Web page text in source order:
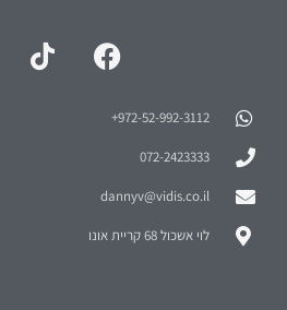
972-52-992-3112⁩+
072-2423333
dannyv@vidis.co.il
לוי אשכול 68 קריית אונו